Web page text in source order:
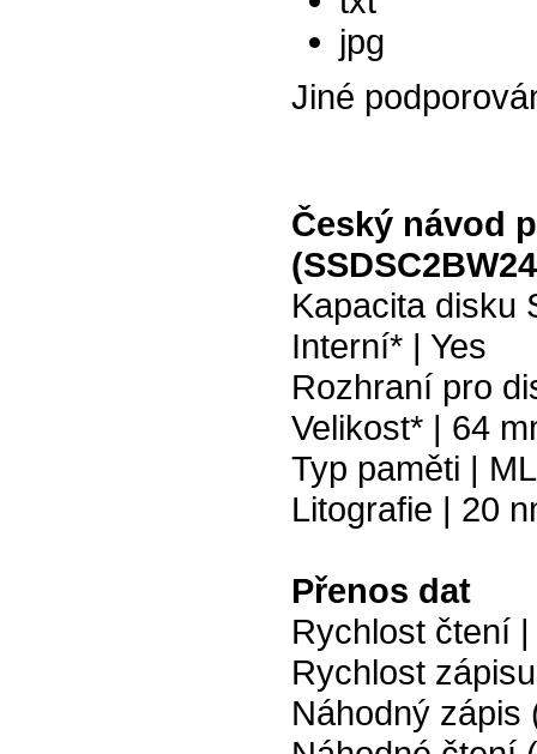
jpg
Jiné
Český návod
Kapacita disku
Interní* | Yes
Rozhraní pro
Velikost* | 64
Typ paměti |
Litografie | 20
Přenos dat
Rychlost čtení
Rychlost
Náhodný zápis